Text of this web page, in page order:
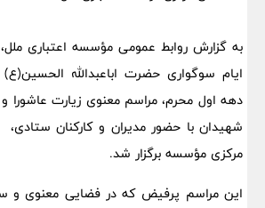
به گزارش روابط عمومی مؤسسه اعتباری
ایام سوگواری حضرت اباعبدالله
دهه اول محرم، مراسم معنوی زیارت عاشورا
شهیدان با حضور مدیران و کارکنان ستادی،
مرکزی مؤسسه برگزار شد.
این مراسم پرفیض که در فضایی معنوی و